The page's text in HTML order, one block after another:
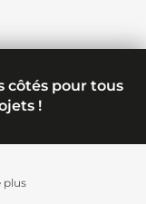
côtés pour tous
!
plus